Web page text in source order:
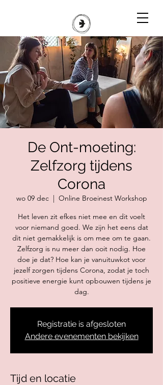
De Ont-moeting:
Zelfzorg tijdens
Corona
wo 09 dec
  |
Online Broeinest Workshop
Het leven zit efkes niet mee en dit voelt
voor niemand goed. We zijn het eens dat
dit niet gemakkelijk is om mee om te gaan.
Zelfzorg is nu meer dan ooit nodig. Hoe
doe je dat? Hoe kan je vanuituwkot voor
jezelf zorgen tijdens Corona, zodat je toch
positieve energie kunt opbouwen tijdens je
dag.
Registratie is afgesloten
Andere evenementen bekijken
Tijd en locatie